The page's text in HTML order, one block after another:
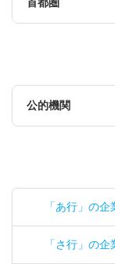
公的機関
「あ行」の企
「さ行」の企